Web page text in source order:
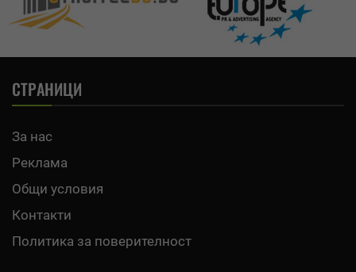
СТРАНИЦИ
За нас
Реклама
Общи условия
Контакти
Политика за поверителност